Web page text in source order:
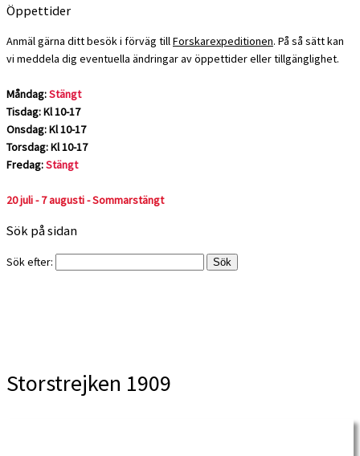
Öppettider
Anmäl gärna ditt besök i förväg tillForskarexpeditionen. På så sätt kan
vi meddela dig eventuella ändringar av öppettider eller tillgänglighet.
Måndag:Stängt
Tisdag: Kl 10-17
Onsdag: Kl 10-17
Torsdag: Kl 10-17
Fredag:Stängt
20 juli - 7 augusti - Sommarstängt
Sök på sidan
Sök efter:
Storstrejken 1909